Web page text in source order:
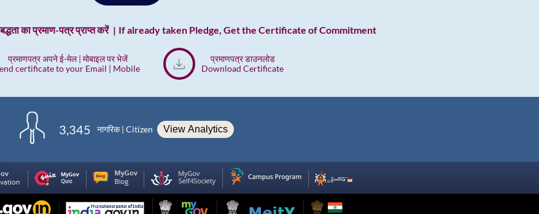
का प्रमाण-पत्र प्राप्त करें If already taken Pledge, Get the Certificate of Commitment
प्रमाणपत्र अपने ई-मेल | मोबाइल पर भेजें
certificate to your Email | Mobile
प्रमाणपत्र डाउनलोड
Download Certificate
3,345 नागरिक | Citizen View Analytics